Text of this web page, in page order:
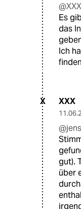
Es
das
Ich
X XXX
gut).
über